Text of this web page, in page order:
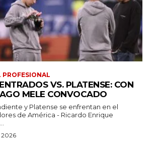
PROFESIONAL
VS. PLATENSE: CON
MELE CONVOCADO
y Platense se enfrentan en el
de América - Ricardo Enrique
2026